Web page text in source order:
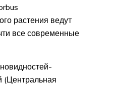
растения ведут
все современные
(Центральная